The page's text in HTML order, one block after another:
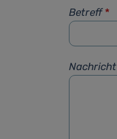
Betreff *
Nachricht